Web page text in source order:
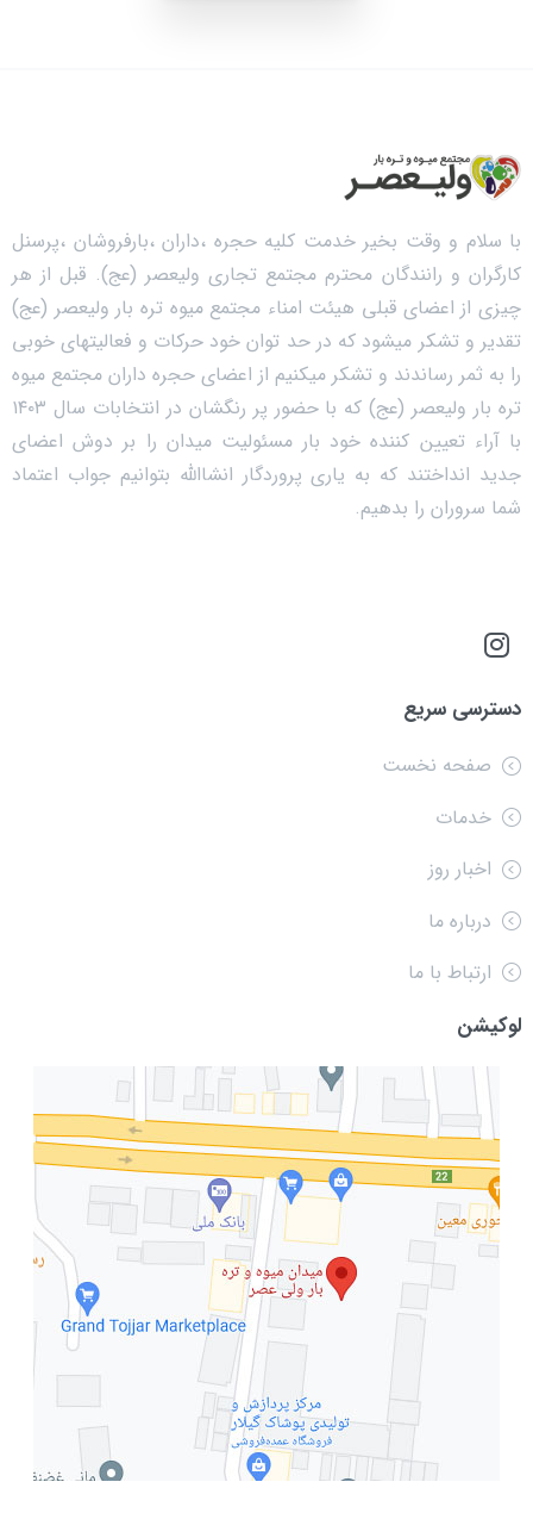
با سلام و وقت بخیر خدمت کلیه حجره ،داران ،بارفروشان ،پرسنل
کارگران و رانندگان محترم مجتمع تجاری ولیعصر (عج). قبل از هر
چیزی از اعضای قبلی هیئت امناء مجتمع میوه تره بار ولیعصر (عج)
تقدیر و تشکر میشود که در حد توان خود حرکات و فعالیتهای خوبی
را به ثمر رساندند و تشکر میکنیم از اعضای حجره داران مجتمع میوه
تره بار ولیعصر (عج) که با حضور پر رنگشان در انتخابات سال ۱۴۰۳
با آراء تعیین کننده خود بار مسئولیت میدان را بر دوش اعضای
جدید انداختند که به یاری پروردگار انشاالله بتوانیم جواب اعتماد
شما سروران را بدهیم.
دسترسی سریع
صفحه نخست
خدمات
اخبار روز
درباره ما
ارتباط با ما
لوکیشن